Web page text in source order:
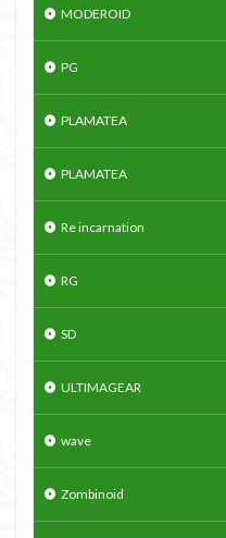
MODEROID
PG
PLAMATEA
PLAMATEA
Re incarnation
RG
SD
ULTIMAGEAR
wave
Zombinoid